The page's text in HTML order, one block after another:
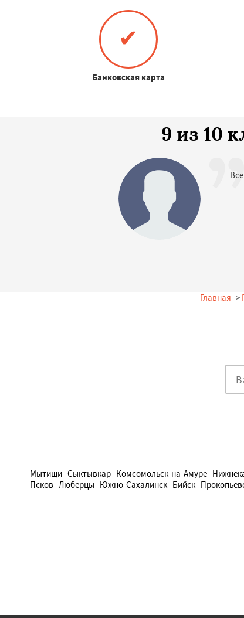
✔
Банковская карта
9 из 10
Главная ->
Мытищи Сыктывкар Комсомольск-на-Амуре
Псков Люберцы Южно-Сахалинск Бийск